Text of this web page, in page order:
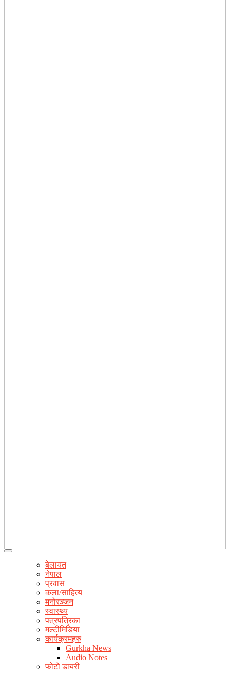
बेलायत
नेपाल
प्रवास
कला/साहित्य
मनोरञ्जन
स्वास्थ्य
पत्रपत्रिका
मल्टीमिडिया
कार्यक्रमहरु
Gurkha News
Audio Notes
फोटो डायरी